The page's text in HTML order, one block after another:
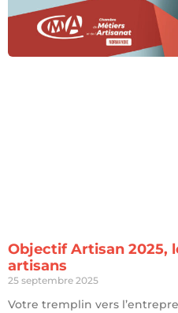
Objectif Artisan 2025,
artisans
25 septembre 2025
Votre tremplin vers